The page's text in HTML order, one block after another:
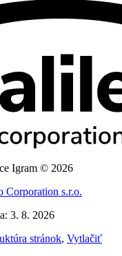
Igram © 2026
Corporation s.r.o.
3. 8. 2026
stránok, Vytlačiť